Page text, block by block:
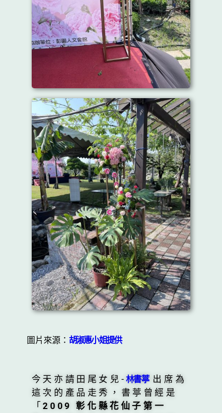
圖片來源： 胡淑惠小姐提供
今天亦請田尾女兒-林書葶出席為
這次的產品走秀，書葶曾經是
「2009 彰化縣花仙子第一